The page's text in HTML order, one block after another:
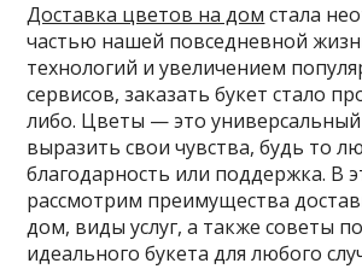
Доставка цветов на дом стала
частью нашей повседневной
технологий и увеличением
сервисов, заказать букет стало
либо. Цветы — это универсальный
выразить свои чувства, будь то
благодарность или поддержка. В
рассмотрим преимущества
дом, виды услуг, а также советы
идеального букета для любого